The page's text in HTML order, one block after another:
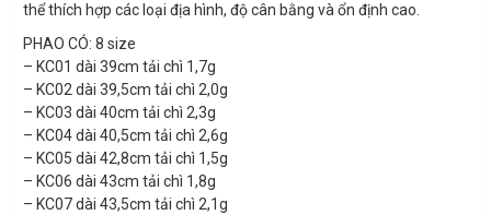
thể thích hợp các loại địa hình, độ cân bằng và ổn định cao.
PHAO CÓ: 8 size
– KC01 dài 39cm tải chì 1,7g
– KC02 dài 39,5cm tải chì 2,0g
– KC03 dài 40cm tải chì 2,3g
– KC04 dài 40,5cm tải chì 2,6g
– KC05 dài 42,8cm tải chì 1,5g
– KC06 dài 43cm tải chì 1,8g
– KC07 dài 43,5cm tải chì 2,1g